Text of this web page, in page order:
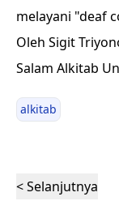
melayani "deaf
Oleh Sigit
Salam Alkitab
alkitab
< Selanjutnya